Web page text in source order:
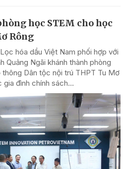
học STEM cho học
Rông
hóa dầu Việt Nam phối hợp với
Quảng Ngãi khánh thành phòng
Dân tộc nội trú THPT Tu Mơ
đình chính sách...